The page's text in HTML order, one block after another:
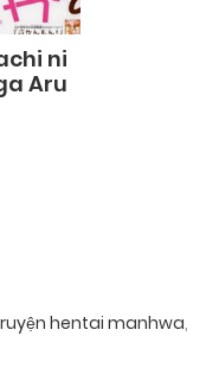
ni
Aru
hentai manhwa,